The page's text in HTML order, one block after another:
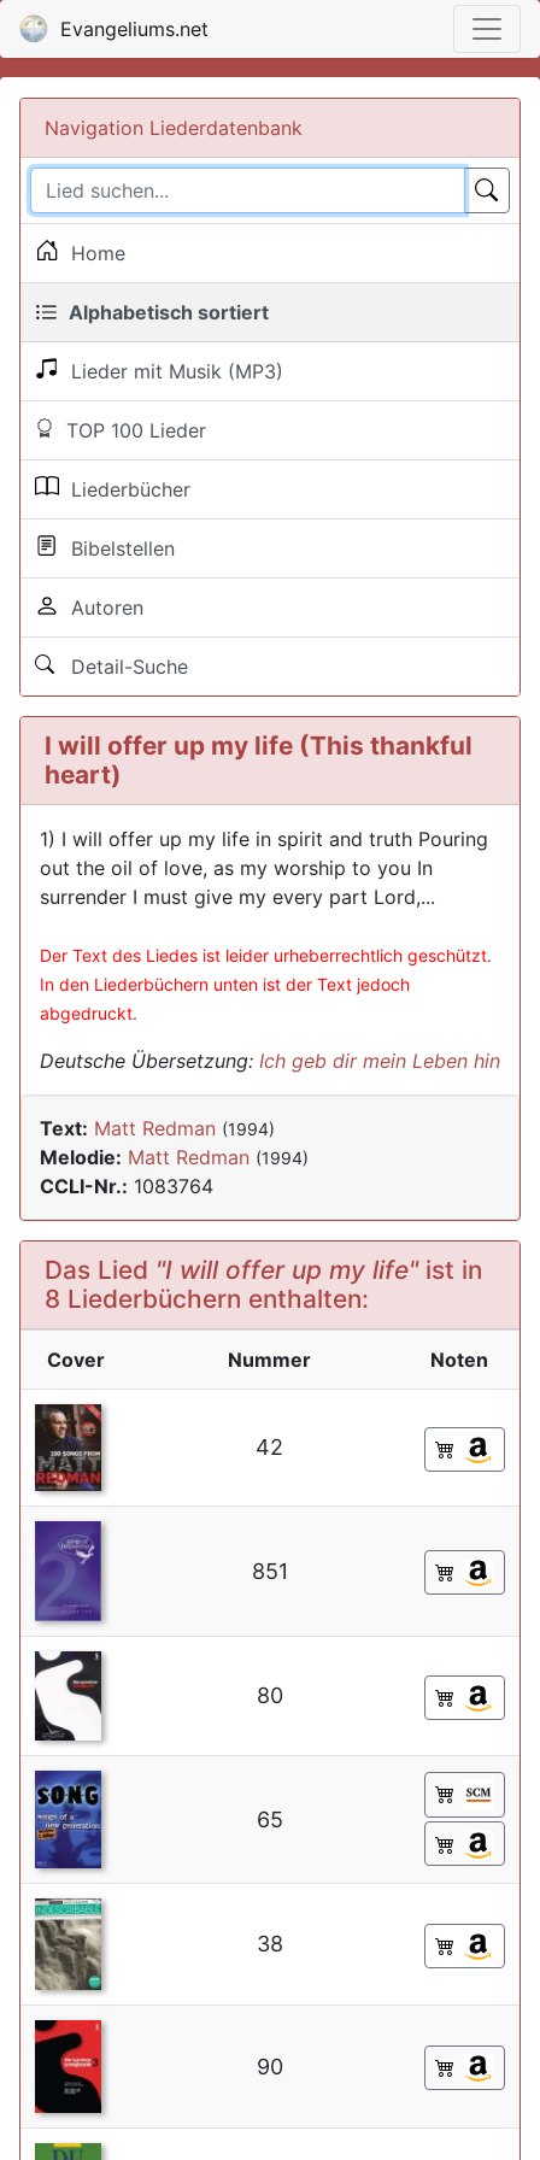
Evangeliums.net
Navigation Liederdatenbank
Home
Alphabetisch sortiert
Lieder mit Musik (MP3)
TOP 100 Lieder
Liederbücher
Bibelstellen
Autoren
Detail-Suche
I will offer up my life (This thankful
heart)
1) I will offer up my life in spirit and truth Pouring
out the oil of love, as my worship to you In
surrender I must give my every part Lord,...
Der Text des Liedes ist leider urheberrechtlich geschützt.
In den Liederbüchern unten ist der Text jedoch
abgedruckt.
Deutsche Übersetzung: Ich geb dir mein Leben hin
Text: Matt Redman (1994)
Melodie: Matt Redman (1994)
CCLI-Nr.: 1083764
Das Lied "I will offer up my life"ist in
8 Liederbüchern enthalten:
Cover Nummer Noten
42
851
80
65
38
90